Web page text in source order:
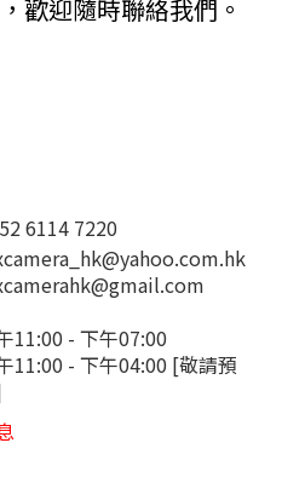
歡迎隨時聯絡我們。
6114 7220
11:00 - 下午07:00
11:00 - 下午04:00 [敬請預